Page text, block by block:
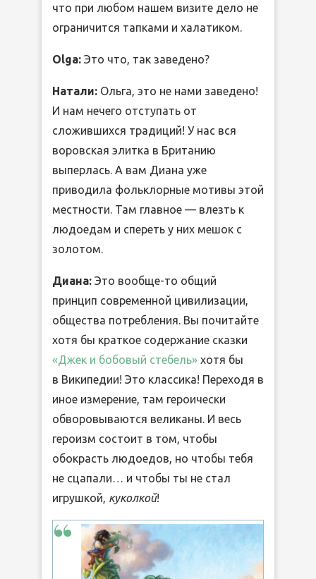
что при любом нашем визите дело не
ограничится тапками и халатиком.
Olga: Это что, так заведено?
Натали: Ольга, это не нами заведено!
И нам нечего отступать от
сложившихся традиций! У нас вся
воровская элитка в Британию
выперлась. А вам Диана уже
приводила фольклорные мотивы этой
местности. Там главное — влезть к
людоедам и спереть у них мешок с
золотом.
Диана: Это вообще-то общий
принцип современной цивилизации,
общества потребления. Вы почитайте
хотя бы краткое содержание сказки
«Джек и бобовый стебель» хотя бы
в Википедии! Это классика! Переходя в
иное измерение, там героически
обворовываются великаны. И весь
героизм состоит в том, чтобы
обокрасть людоедов, но чтобы тебя
не сцапали… и чтобы ты не стал
игрушкой, куколкой!